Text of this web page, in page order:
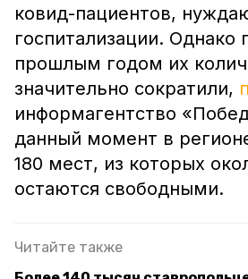
ковид-пациентов,
госпитализации. Однако
прошлым годом их
значительно сократили,
информагентство
данный момент в
180 мест, из которых
остаются свободными.
Читайте также